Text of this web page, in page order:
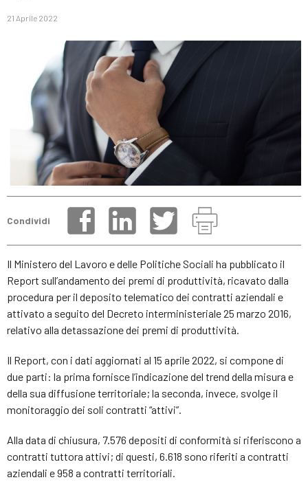
21 Aprile 2022
Condividi
Il Ministero del Lavoro e delle Politiche Sociali ha pubblicato il
Report sull’andamento dei premi di produttività, ricavato dalla
procedura per il deposito telematico dei contratti aziendali e
attivato a seguito del Decreto interministeriale 25 marzo 2016,
relativo alla detassazione dei premi di produttività.
Il Report, con i dati aggiornati al 15 aprile 2022, si compone di
due parti: la prima fornisce l’indicazione del trend della misura e
della sua diffusione territoriale; la seconda, invece, svolge il
monitoraggio dei soli contratti “attivi”.
Alla data di chiusura, 7.576 depositi di conformità si riferiscono a
contratti tuttora attivi; di questi, 6.618 sono riferiti a contratti
aziendali e 958 a contratti territoriali.